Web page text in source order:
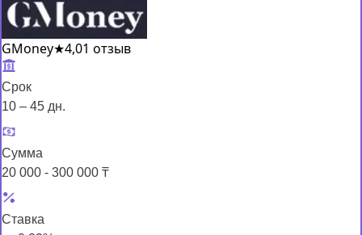
GMoney★4,01 отзыв
Срок
10 – 45 дн.
Сумма
20 000 - 300 000 ₸
Ставка